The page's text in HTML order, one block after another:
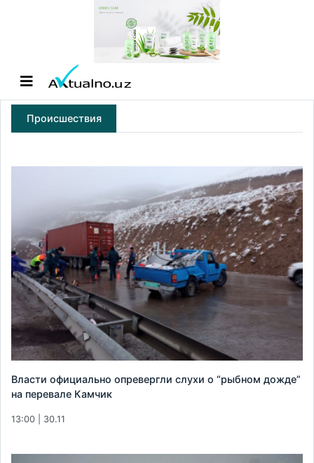
Происшествия
Власти официально опревергли слухи о “рыбном дожде”
на перевале Камчик
13:00 | 30.11